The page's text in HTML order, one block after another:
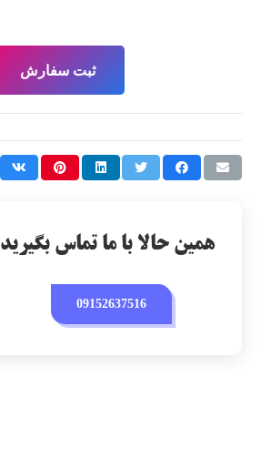
ثبت سفارش
همین حالا با ما تماس بگیرید
09152637516